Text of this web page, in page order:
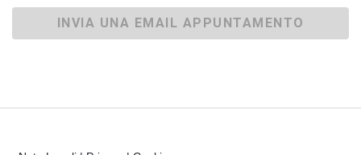
INVIA UNA EMAIL APPUNTAMENTO